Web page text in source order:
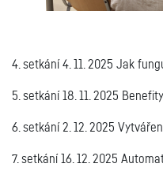
4. setkání 4. 11. 2025 Jak
5. setkání 18. 11. 2025
6. setkání 2. 12. 2025
7. setkání 16. 12. 2025